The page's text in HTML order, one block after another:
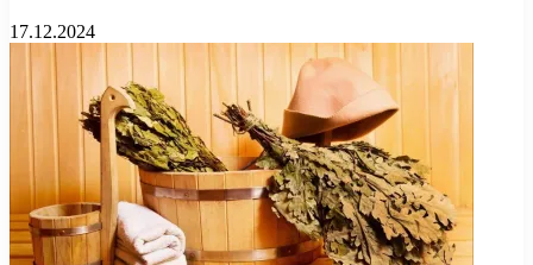
17.12.2024